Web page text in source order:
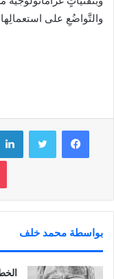
والتَّواضُعِ على
فيسبوك
بواسطة محمد خلف